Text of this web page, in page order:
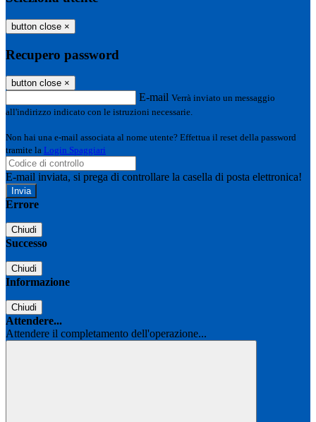
button close ×
Recupero password
button close ×
E-mail Verrà inviato un messaggio
all'indirizzo indicato con le istruzioni necessarie.
Non hai una e-mail associata al nome utente? Effettua il reset della password
tramite la Login Spaggiari
E-mail inviata, si prega di controllare la casella di posta elettronica!
Errore
Chiudi
Successo
Chiudi
Informazione
Chiudi
Attendere...
Attendere il completamento dell'operazione...